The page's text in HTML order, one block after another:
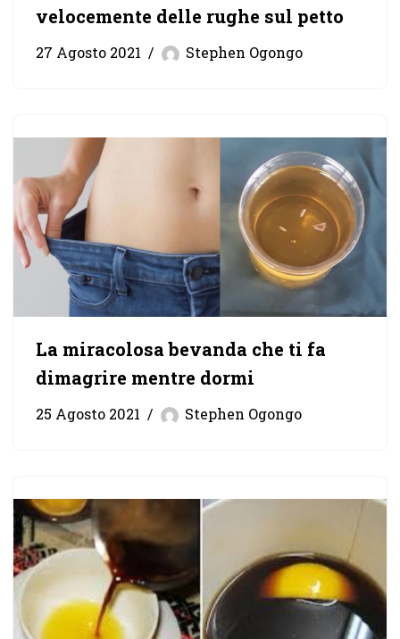
velocemente delle rughe sul petto
27 Agosto 2021 Stephen Ogongo
La miracolosa bevanda che ti fa
dimagrire mentre dormi
25 Agosto 2021 Stephen Ogongo